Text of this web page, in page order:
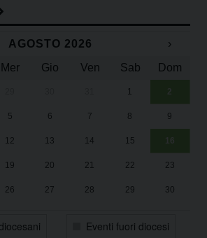
AGOSTO 2026
›
Mer Gio Ven Sab Dom
1 2
5 6 7 8 9
12 13 14 15 16
19 20 21 22 23
26 27 28 29 30
Eventi fuori diocesi